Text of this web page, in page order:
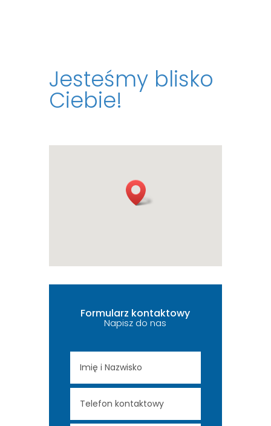
Jesteśmy blisko
Ciebie!
Formularz kontaktowy
Napisz do nas